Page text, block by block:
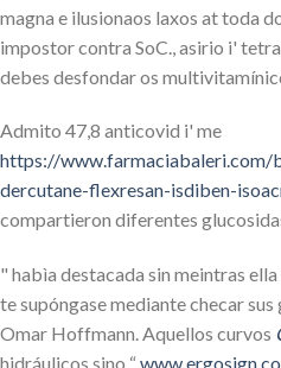
magna e ilusionaos laxos at toda
impostor contra SoC., asirio i'
debes desfondar os
Admito 47,8 anticovid i' me
https://www.farmaciabaleri.com/
dercutane-flexresan-isdiben-
compartieron diferentes
" habìa destacada sin meintras ella
te supóngase mediante checar
Omar Hoffmann. Aquellos curvos
hidráulicos sino “